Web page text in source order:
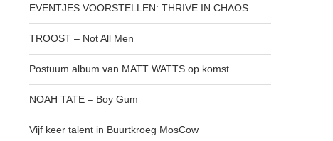
EVENTJES VOORSTELLEN: THRIVE IN CHAOS
TROOST – Not All Men
Postuum album van MATT WATTS op komst
NOAH TATE – Boy Gum
Vijf keer talent in Buurtkroeg MosCow